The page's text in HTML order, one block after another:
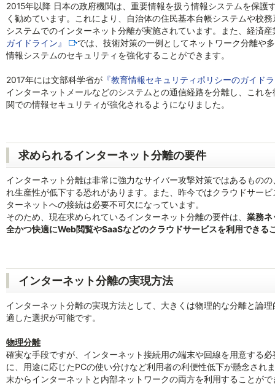
2015年以降 日本の政府機関は、重要情報を扱う情報システムを保護
く勧めています。これにより、自治体の住民基本台帳システムや校
システムでのインターネット分離が実施されています。また、経済
ガイドライン』
では、技術対策の一例としてネットワーク分離や
情報システムのセキュリティを強化することができます。
2017年には文部科学省が 『教育情報セキュリティポリシーのガイド
インターネットメールなどのシステムとの通信経路を分離し、これ
関での情報セキュリティが強化されるようになりました。
求められるインターネット分離の要件
インターネット分離は非常に強力なサイバー攻撃対策ではあるもの
れ生産性が低下する恐れがあります。また、昨今ではクラウドサー
ターネットへの接続は必要不可欠になっています。
そのため、現在求められているインターネット分離の要件は、 業務ネ
全かつ快適にWeb閲覧やSaaSなどのクラウドサービスを利用できる
インターネット分離の実現方法
インターネット分離の実現方法として、大きくは物理的な分離と論
適した選択が可能です。
物理分離
確実な手段ですが、インターネット接続用の端末や回線を用意する
に、用途に応じたPCの使い分けなど利用者の利便性低下が懸念され
末からインターネットと内部ネットワークの両方を利用することが